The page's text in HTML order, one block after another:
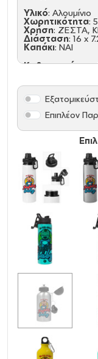
Υλικό: Αλουμίνιο
Χωρητικότητα:
Χρήση: ΖΕΣΤΑ,
Διάσταση: 16 x
Καπάκι: NAI
Καθαρισμός
Κρατήστε το
Δεν είναι
κατάλληλο για
Επιπλέον